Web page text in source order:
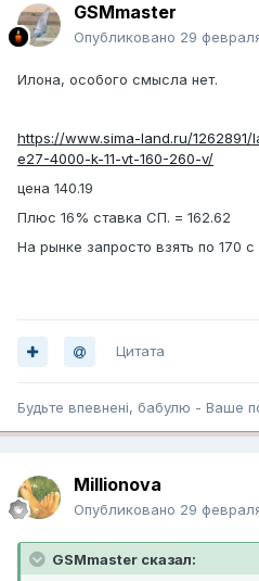
GSMmaster
Опубликовано 29
Илона, особого смысла нет.
https://www.sima-land.ru/
e27-4000-k-11-vt-160-260-v/
цена 140.19
Плюс 16% ставка СП. = 162.62
На рынке запросто взять по 170
Цитата
Будьте впевненi, бабулю - Ваше
Millionova
Опубликовано 29
GSMmaster сказал: